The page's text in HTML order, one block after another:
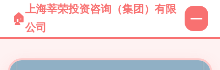
上海莘荣投资咨询（集团）有限
公司